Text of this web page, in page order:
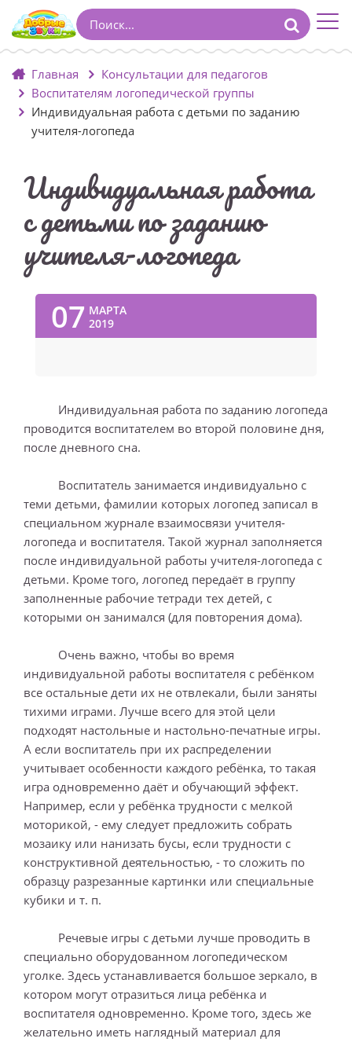
Главная
Консультации для педагогов
Воспитателям логопедической группы
Индивидуальная работа с детьми по заданию
учителя-логопеда
Индивидуальная работа
с детьми по заданию
учителя-логопеда
07 МАРТА
2019
Индивидуальная работа по заданию логопеда
проводится воспитателем во второй половине дня,
после дневного сна.
Воспитатель занимается индивидуально с
теми детьми, фамилии которых логопед записал в
специальном журнале взаимосвязи учителя-
логопеда и воспитателя. Такой журнал заполняется
после индивидуальной работы учителя-логопеда с
детьми. Кроме того, логопед передаёт в группу
заполненные рабочие тетради тех детей, с
которыми он занимался (для повторения дома).
Очень важно, чтобы во время
индивидуальной работы воспитателя с ребёнком
все остальные дети их не отвлекали, были заняты
тихими играми. Лучше всего для этой цели
подходят настольные и настольно-печатные игры.
А если воспитатель при их распределении
учитывает особенности каждого ребёнка, то такая
игра одновременно даёт и обучающий эффект.
Например, если у ребёнка трудности с мелкой
моторикой, - ему следует предложить собрать
мозаику или нанизать бусы, если трудности с
конструктивной деятельностью, - то сложить по
образцу разрезанные картинки или специальные
кубики и т. п.
Речевые игры с детьми лучше проводить в
специально оборудованном логопедическом
уголке. Здесь устанавливается большое зеркало, в
котором могут отразиться лица ребёнка и
воспитателя одновременно. Кроме того, здесь же
желательно иметь наглядный материал для